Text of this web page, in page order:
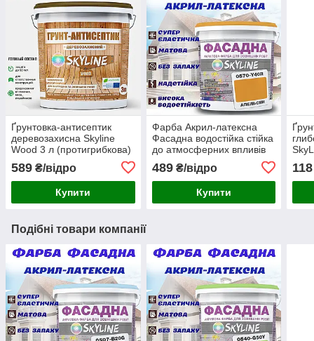
Ґрунтовка-антисептик
деревозахисна Skyline
Wood 3 л (протигрибкова)
589 ₴/відро
Купити
Фарба Акрил-латексна
Фасадна водостійка стійка
до атмосферних впливів
Skyline 1 л
489₴/відро
Купити
118
Подібні товари компанії